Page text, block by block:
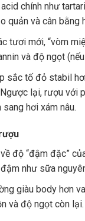
chính như
quản và cân bằng
tươi mới, “vòm
và độ ngọt
sắc tố đỏ stabil
lại, rượu với
hơi xám nâu.
độ “đậm đặc”
như sữa
giàu body hơn
và độ ngọt còn lại.